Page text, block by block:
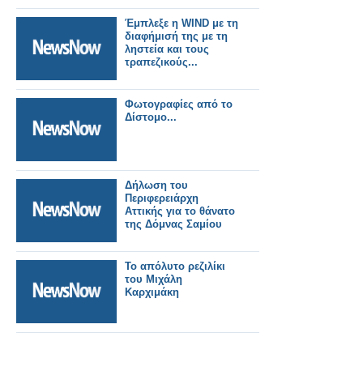
Έμπλεξε η WIND με τη
διαφήμισή της με τη
ληστεία και τους
τραπεζικούς...
Φωτογραφίες από το
Δίστομο...
Δήλωση του
Περιφερειάρχη
Αττικής για το θάνατο
της Δόμνας Σαμίου
Το απόλυτο ρεζιλίκι
του Μιχάλη
Καρχιμάκη